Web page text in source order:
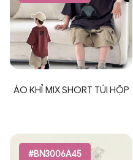
ÁO KHỈ MIX SHORT TÚI HỘP
#BN3006A45